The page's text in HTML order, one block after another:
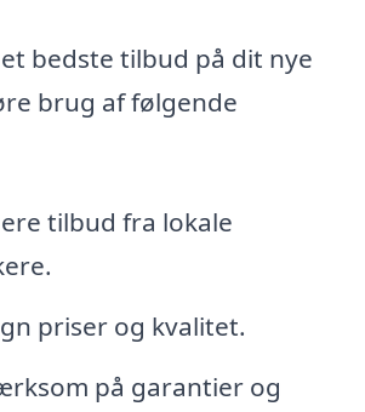
bedste tilbud på dit nye
brug af følgende
tilbud fra lokale
priser og kvalitet.
på garantier og